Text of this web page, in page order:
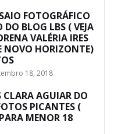
FOTOGRÁFICO
DO BLOG LBS ( VEJA
VALÉRIA IRES
NOVO HORIZONTE)
18, 2018
CLARA AGUIAR DO
PICANTES (
MENOR 18